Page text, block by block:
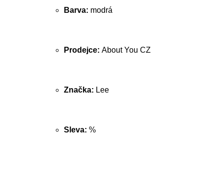
Barva: modrá
Prodejce: About You CZ
Značka: Lee
Sleva: %